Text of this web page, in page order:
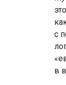
с
в